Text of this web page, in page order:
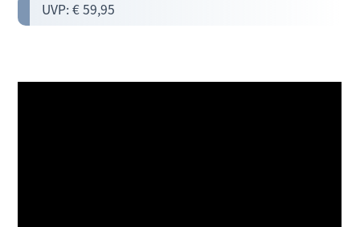
UVP: € 59,95